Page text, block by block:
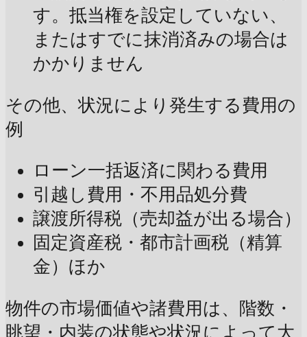
す。抵当権を設定していない、
またはすでに抹消済みの場合は
かかりません
その他、状況により発生する費用の
例
ローン一括返済に関わる費用
引越し費用・不用品処分費
譲渡所得税（売却益が出る場合）
固定資産税・都市計画税（精算
金）ほか
物件の市場価値や諸費用は、階数・
眺望・内装の状態や状況によって大